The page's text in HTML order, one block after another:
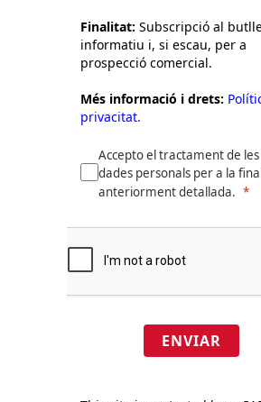
Finalitat: Subscripció al
informatiu i, si escau, per a
prospecció comercial.
Més informació i drets:
privacitat.
Accepto el tractament de
dades personals per a la
anteriorment detallada.
ENVIAR